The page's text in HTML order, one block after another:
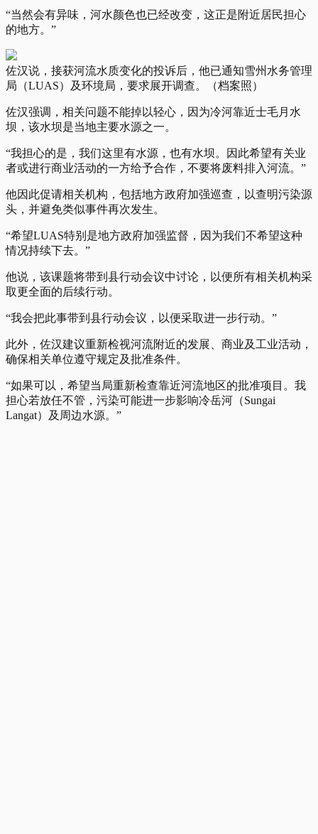
“当然会有异味，河水颜色也已经改变，这正是附近居民担心
的地方。”
佐汉说，接获河流水质变化的投诉后，他已通知雪州水务管理
局（LUAS）及环境局，要求展开调查。（档案照）
佐汉强调，相关问题不能掉以轻心，因为冷河靠近士毛月水
坝，该水坝是当地主要水源之一。
“我担心的是，我们这里有水源，也有水坝。因此希望有关业
者或进行商业活动的一方给予合作，不要将废料排入河流。”
他因此促请相关机构，包括地方政府加强巡查，以查明污染源
头，并避免类似事件再次发生。
“希望LUAS特别是地方政府加强监督，因为我们不希望这种
情况持续下去。”
他说，该课题将带到县行动会议中讨论，以便所有相关机构采
取更全面的后续行动。
“我会把此事带到县行动会议，以便采取进一步行动。”
此外，佐汉建议重新检视河流附近的发展、商业及工业活动，
确保相关单位遵守规定及批准条件。
“如果可以，希望当局重新检查靠近河流地区的批准项目。我
担心若放任不管，污染可能进一步影响冷岳河（Sungai
Langat）及周边水源。”